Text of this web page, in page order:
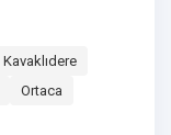
Kavaklıdere
Ortaca